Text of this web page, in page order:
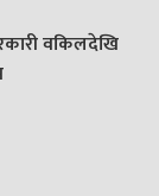
वकिलदेखि